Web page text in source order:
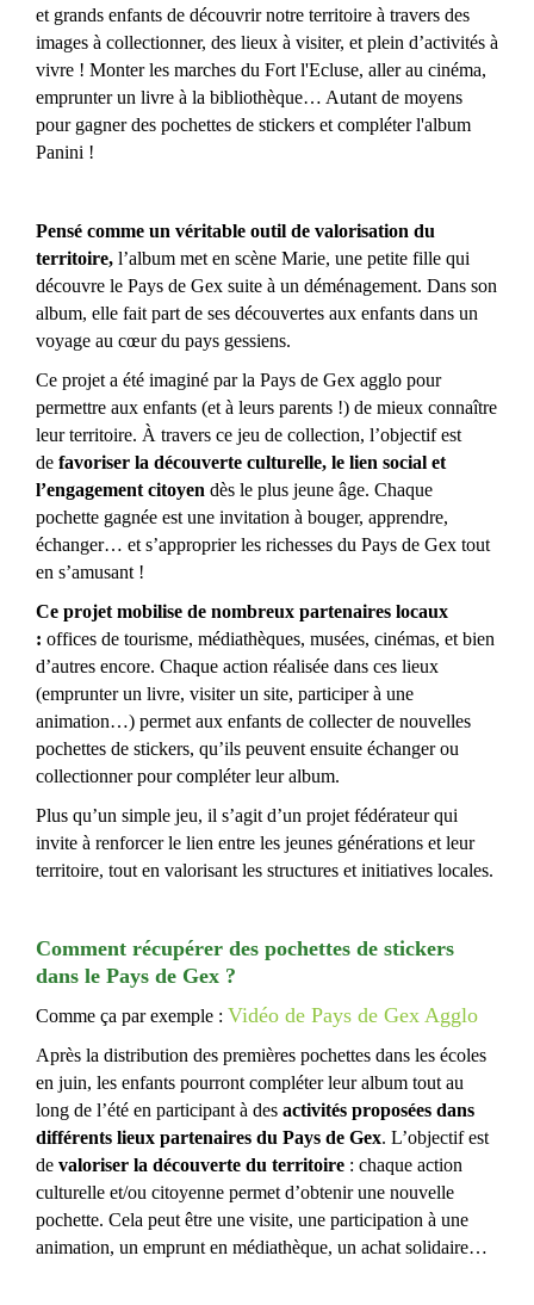
et grands enfants de découvrir notre territoire à travers des
images à collectionner, des lieux à visiter, et plein d’activités à
vivre ! Monter les marches du Fort l'Ecluse, aller au cinéma,
emprunter un livre à la bibliothèque… Autant de moyens
pour gagner des pochettes de stickers et compléter l'album
Panini !
Pensé comme un véritable outil de valorisation du
territoire, l’album met en scène Marie, une petite fille qui
découvre le Pays de Gex suite à un déménagement. Dans son
album, elle fait part de ses découvertes aux enfants dans un
voyage au cœur du pays gessiens.
Ce projet a été imaginé par la Pays de Gex agglo pour
permettre aux enfants (et à leurs parents !) de mieux connaître
leur territoire. À travers ce jeu de collection, l’objectif est
de favoriser la découverte culturelle, le lien social et
l’engagement citoyen dès le plus jeune âge. Chaque
pochette gagnée est une invitation à bouger, apprendre,
échanger… et s’approprier les richesses du Pays de Gex tout
en s’amusant !
Ce projet mobilise de nombreux partenaires locaux
: offices de tourisme, médiathèques, musées, cinémas, et bien
d’autres encore. Chaque action réalisée dans ces lieux
(emprunter un livre, visiter un site, participer à une
animation…) permet aux enfants de collecter de nouvelles
pochettes de stickers, qu’ils peuvent ensuite échanger ou
collectionner pour compléter leur album.
Plus qu’un simple jeu, il s’agit d’un projet fédérateur qui
invite à renforcer le lien entre les jeunes générations et leur
territoire, tout en valorisant les structures et initiatives locales.
Comment récupérer des pochettes de stickers
dans le Pays de Gex ?
Comme ça par exemple : Vidéo de Pays de Gex Agglo
Après la distribution des premières pochettes dans les écoles
en juin, les enfants pourront compléter leur album tout au
long de l’été en participant à des activités proposées dans
différents lieux partenaires du Pays de Gex. L’objectif est
de valoriser la découverte du territoire : chaque action
culturelle et/ou citoyenne permet d’obtenir une nouvelle
pochette. Cela peut être une visite, une participation à une
animation, un emprunt en médiathèque, un achat solidaire…